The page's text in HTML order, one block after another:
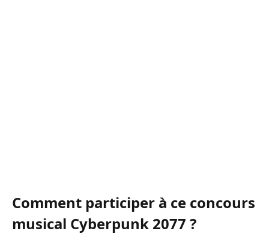
Comment participer à ce concours
musical Cyberpunk 2077 ?